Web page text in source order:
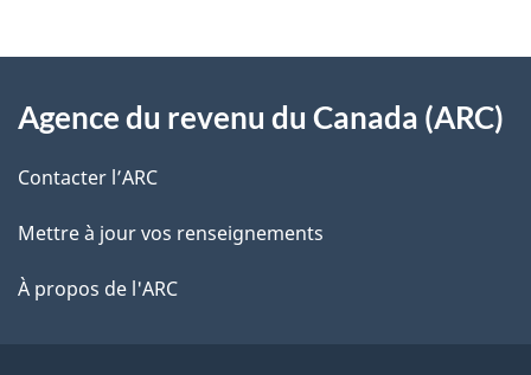
l
s
l
a
o
t
r
e
é
t
propos
de
ce
site
Agence du revenu du Canada (ARC)
Contacter l’ARC
Mettre à jour vos renseignements
À propos de l'ARC